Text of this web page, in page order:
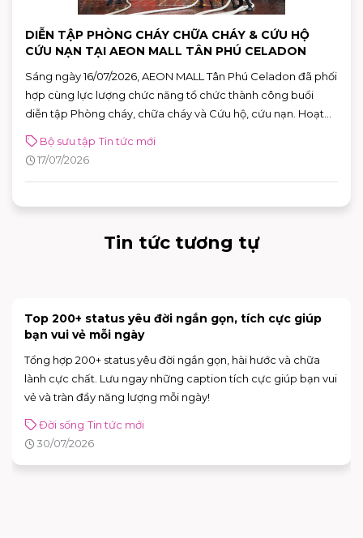
DIỄN TẬP PHÒNG CHÁY CHỮA CHÁY & CỨU HỘ
CỨU NẠN TẠI AEON MALL TÂN PHÚ CELADON
Sáng ngày 16/07/2026, AEON MALL Tân Phú Celadon đã phối
hợp cùng lực lượng chức năng tổ chức thành công buổi
diễn tập Phòng cháy, chữa cháy và Cứu hộ, cứu nạn. Hoạt
huống khẩn cấp, khẳng định cam kết xây dựng môi trường
mua sắm, vui chơi và giải trí an toàn cho mọi khách hàng.
Bộ sưu tập Tin tức mới
17/07/2026
Tin tức tương tự
[NÂNG CẤP CỬA HÀNG] INOCHI FLAGSHIP STORE
CHÍNH THỨC MỞ BÁN
Trải nghiệm không gian mới hiện đại và nhiều nâng với deal
hot lên đến 50% tại INOCHI
Tin tức mới
31/07/2026